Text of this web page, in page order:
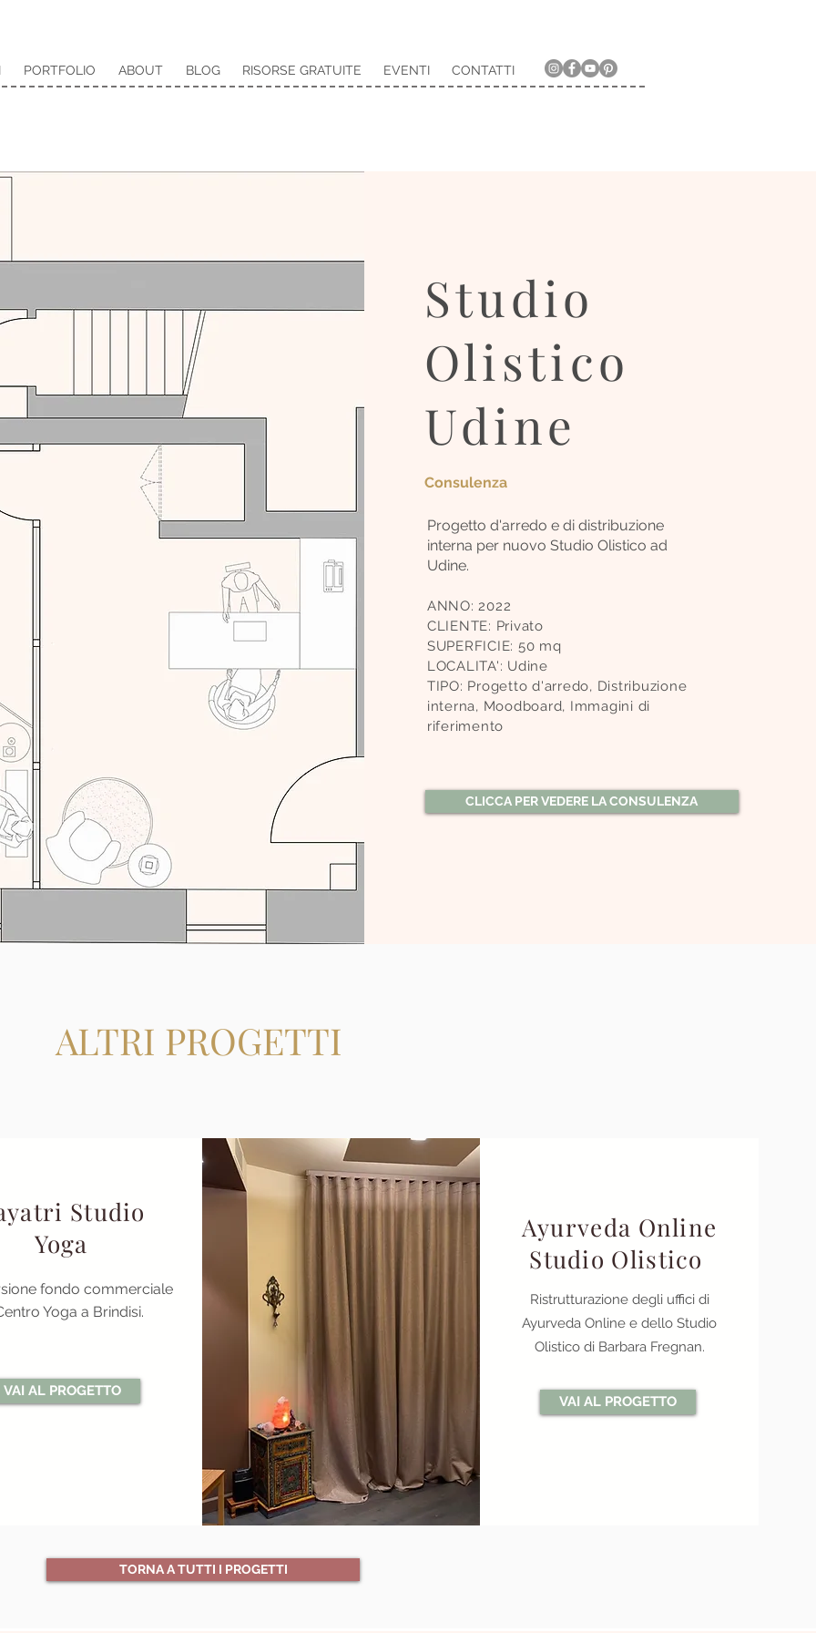
PORTFOLIO ABOUT BLOG RISORSE GRATUITE EVENTI CONTATTI
Studio
Olistico
Udine
Consulenza
Progetto d'arredo e di distribuzione
interna per nuovo Studio Olistico ad
Udine.
ANNO: 2022
CLIENTE: Privato
SUPERFICIE: 50 mq
LOCALITA': Udine
TIPO: Progetto d'arredo, Distribuzione
interna, Moodboard, Immagini di
riferimento
CLICCA PER VEDERE LA CONSULENZA
Studio
Yoga
fondo commerciale
Yoga a Brindisi.
VAI AL PROGETTO
Ayurveda Online
Studio Olistico
Ristrutturazione degli uffici di
Ayurveda Online e dello Studio
Olistico di Barbara Fregnan.
VAI AL PROGETTO
ALTRI PROGETTI
TORNA A TUTTI I PROGETTI